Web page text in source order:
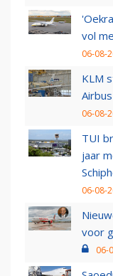
vol
06-08-
KLM
06-08-
TUI
jaar
06-08-
voor
06-